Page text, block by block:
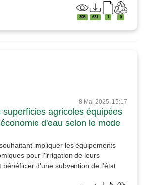
305 631 1 0
8 Mai 2025, 15:17
superficies agricoles équipées
d'eau selon le mode
impliquer les équipements
pour l'irrigation de leurs
bénéficier d'une subvention de l'état